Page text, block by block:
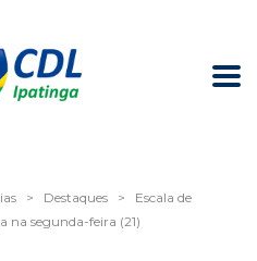
> Destaques >
Escala de
na segunda-feira (21)